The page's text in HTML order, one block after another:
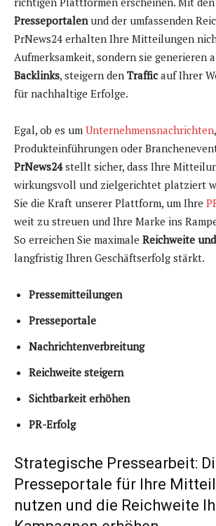
Presseportalen und der umfassenden
PrNews24 erhalten Ihre Mitteilungen
Aufmerksamkeit, sondern sie generieren
Backlinks, steigern den Traffic auf Ihrer
für nachhaltige Erfolge.
Egal, ob es um Unternehmensnachrichten,
Produkteinführungen oder
PrNews24stellt sicher, dass Ihre
wirkungsvoll und zielgerichtet platziert
Sie die Kraft unserer Plattform, um Ihre
weit zu streuen und Ihre Marke ins
So erreichen Sie maximale Reichweite
langfristig Ihren Geschäftserfolg stärkt.
Pressemitteilungen
Presseportale
Nachrichtenverbreitung
Reichweite steigern
Sichtbarkeit erhöhen
PR-Erfolg
Strategische Pressearbeit:
Presseportale für Ihre
nutzen und die Reichweite